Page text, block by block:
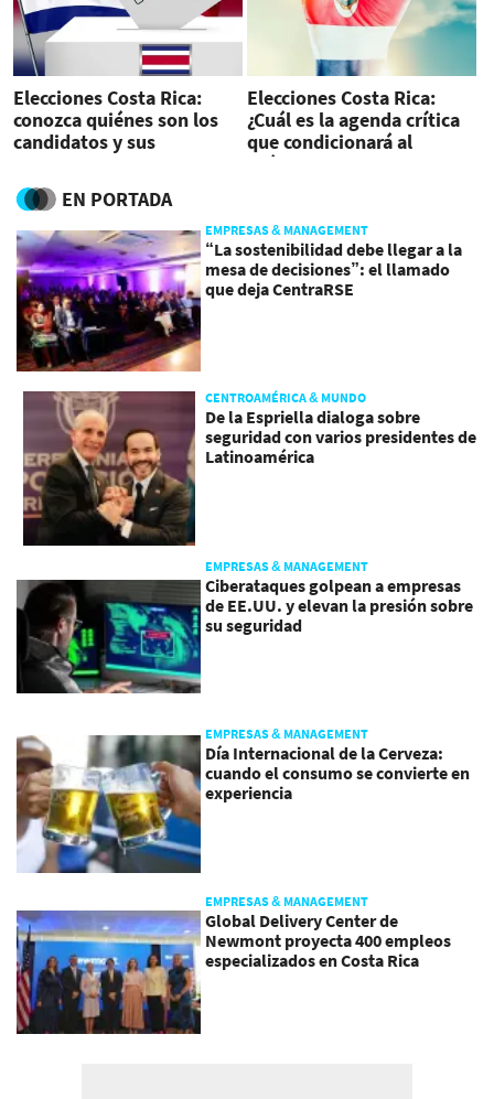
Elecciones Costa Rica:
conozca quiénes son los
candidatos y sus
Elecciones Costa Rica:
¿Cuál es la agenda crítica
que condicionará al
próximo gobierno?
EN PORTADA
EMPRESAS & MANAGEMENT
“La sostenibilidad debe llegar a la
mesa de decisiones”: el llamado
que deja CentraRSE
CENTROAMÉRICA & MUNDO
De la Espriella dialoga sobre
seguridad con varios presidentes de
Latinoamérica
EMPRESAS & MANAGEMENT
Ciberataques golpean a empresas
de EE.UU. y elevan la presión sobre
su seguridad
EMPRESAS & MANAGEMENT
Día Internacional de la Cerveza:
cuando el consumo se convierte en
experiencia
EMPRESAS & MANAGEMENT
Global Delivery Center de
Newmont proyecta 400 empleos
especializados en Costa Rica